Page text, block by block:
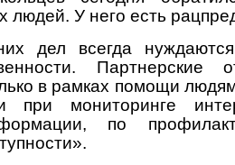
У него есть
дел всегда
Партнерские
в рамках помощи
мониторинге
по